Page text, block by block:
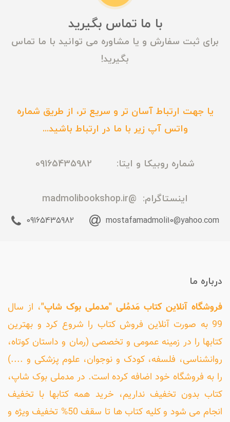
با ما تماس بگیرید
برای ثبت سفارش و یا مشاوره می توانید با ما تماس
بگیرید!
یا جهت ارتباط آسان تر و سریع تر، از طریق شماره
واتس آپ زیر با ما در ارتباط باشید...
شماره روبیکا و ایتا: 09165435982
اینستاگرام: @madmolibookshop.ir
mostafamadmoli10@yahoo.com
09165435982
درباره ما
فروشگاه آنلاین کتاب مَدمُلی "مدملی بوک شاپ"، از سال
99 به صورت آنلاین فروش کتاب را شروع کرد و بهترین
کتابها را در زمینه عمومی و تخصصی (رمان و داستان کوتاه،
روانشناسی، فلسفه، کودک و نوجوان، علوم پزشکی و ....)
را به فروشگاه خود اضافه کرده است. در مدملی بوک شاپ،
کتاب بدون تخفیف نداریم، خرید همه کتابها با تخفیف
انجام می شود و کلیه کتاب ها تا سقف 50% تخفیف ویژه و